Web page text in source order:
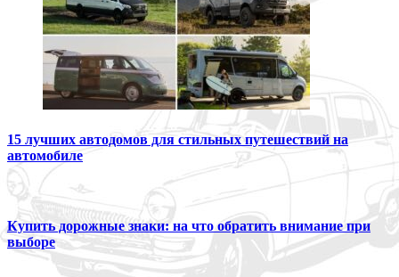
15 лучших автодомов для стильных путешествий на
автомобиле
Купить дорожные знаки: на что обратить внимание при
выборе